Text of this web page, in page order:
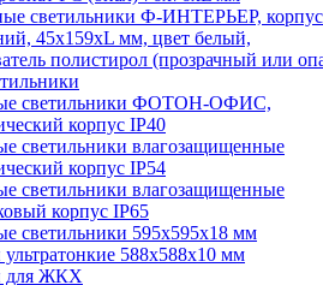
светильники Ф-ИНТЕРЬЕР, корпус
45х159хL мм, цвет белый,
полистирол (прозрачный или
светильники ФОТОН-ОФИС,
корпус IP40
светильники влагозащищенные
корпус IP54
светильники влагозащищенные
корпус IP65
светильники 595х595х18 мм
588х588х10 мм
для ЖКХ